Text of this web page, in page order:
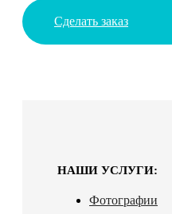
Сделать заказ
НАШИ УСЛУГИ:
Фотографии